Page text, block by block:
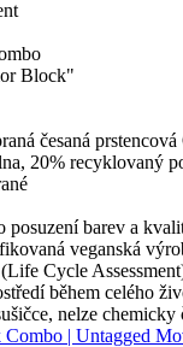
Block"
česaná
20% recyklovaný
posuzení barev a
veganská
Cycle
během celého
nelze chemicky
| Untagged